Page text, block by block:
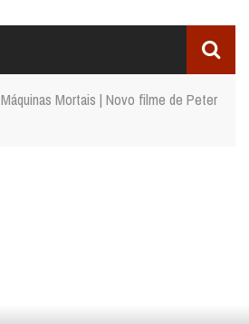
Máquinas Mortais | Novo filme de Peter